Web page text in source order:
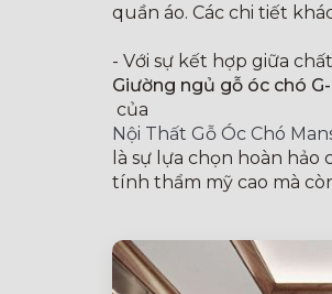
quần áo. Các chi tiết
- Với sự kết hợp giữa
Giường ngủ gỗ óc chó
của
Nội Thất Gỗ Óc Chó
là sự lựa chọn hoàn
tính thẩm mỹ cao mà